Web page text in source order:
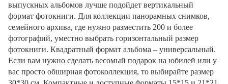
выпускных альбомов лучше подойдет вертикальный
формат фотокниги. Для коллекции панорамных снимков,
семейного архива, где нужно разместить 200 и более
фотографий, уместно выбрать горизонтальный размер
фотокниги. Квадратный формат альбома – универсальный.
Если вам нужно сделать весомый подарок на юбилей или у
вас просто обширная фотоколлекция, то выбирайте размер